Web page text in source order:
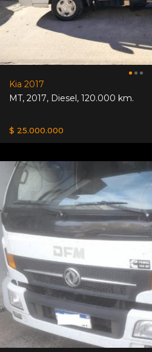
Kia 2017
MT, 2017, Diesel, 120.000 km.
$ 25.000.000